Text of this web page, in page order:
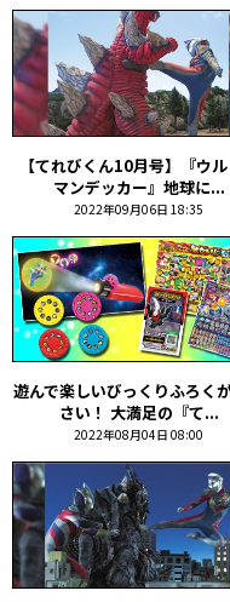
【てれびくん10月号】『ウ
マンデッカー』地球に...
2022年09月06日 18:35
遊んで楽しいびっくりふろく
さい！ 大満足の『て...
2022年08月04日 08:00